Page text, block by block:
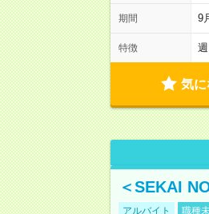
期間 9
特徴
気に
＜SEKAI
アルバイト 職種